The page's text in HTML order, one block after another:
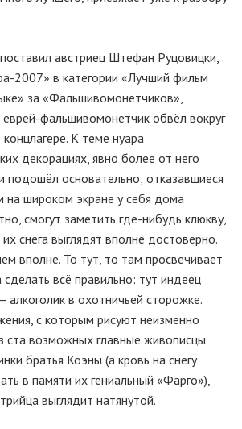
австриец Штефан Руцовицки,
2007» в категории «Лучший фильм
за «Фальшивомонетчиков»,
фальшивомонетчик обвёл вокруг
К теме нуара
декорациях, явно более от него
подошёл основательно; отказавшиеся
на широком экране у себя дома
смогут заметить где-нибудь клюкву,
снега выглядят вполне достоверно.
вполне. То тут, то там просвечивает
всё правильно: тут индеец
алкоголик в охотничьей сторожке.
с которым рисуют неизменно
ста возможных главные живописцы
братья Коэны (а кровь на снегу
в памяти их гениальный «Фарго»),
выглядит натянутой.